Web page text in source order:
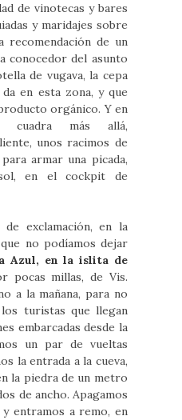
de vinotecas y bares
y maridajes sobre
recomendación de un
conocedor del asunto
de vugava, la cepa
en esta zona, y que
orgánico. Y en
cuadra más allá,
unos racimos de
armar una picada,
en el cockpit de
exclamación, en la
no podíamos dejar
Azul, en la islita de
pocas millas, de Vis.
a la mañana, para no
turistas que llegan
embarcadas desde la
un par de vueltas
la entrada a la cueva,
la piedra de un metro
de ancho. Apagamos
entramos a remo, en